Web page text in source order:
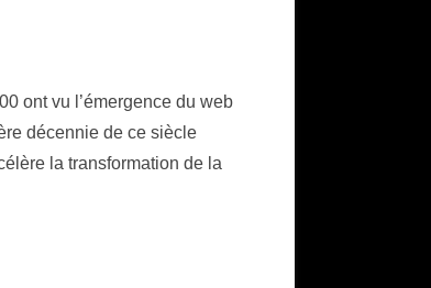
ont vu l’émergence du web
décennie de ce siècle
la transformation de la